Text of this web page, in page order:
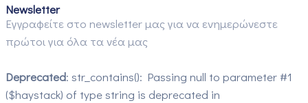
Newsletter
Εγγραφείτε στο newsletter μας για να ενημερώνεστε
πρώτοι για όλα τα νέα μας
Deprecated: str_contains(): Passing null to parameter #1
($haystack) of type string is deprecated in